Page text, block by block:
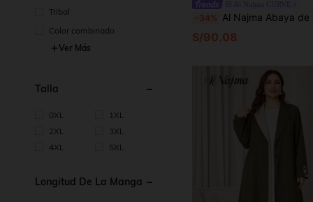
Tribal
Color combinado
Ver Más
Talla
0XL
1XL
2XL
3XL
4XL
5XL
Longitud De La Manga
-34% Al Najma Abaya de talla grande con cuello de chal, ajuste holgado, parche, encaje floral en los puños y bajo
S/90.08